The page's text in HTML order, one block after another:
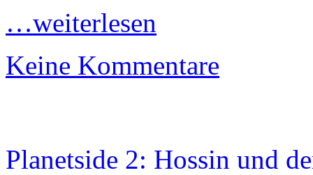
…weiterlesen
Keine Kommentare
Planetside 2: Hossin und